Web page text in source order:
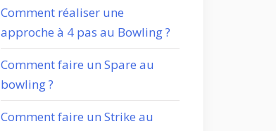
Comment réaliser une
approche à 4 pas au Bowling ?
Comment faire un Spare au
bowling ?
Comment faire un Strike au